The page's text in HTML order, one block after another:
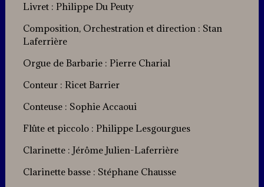
Livret : Philippe Du Peuty
Composition, Orchestration et direction : Stan
Laferrière
Orgue de Barbarie : Pierre Charial
Conteur : Ricet Barrier
Conteuse : Sophie Accaoui
Flûte et piccolo : Philippe Lesgourgues
Clarinette : Jérôme Julien-Laferrière
Clarinette basse : Stéphane Chausse